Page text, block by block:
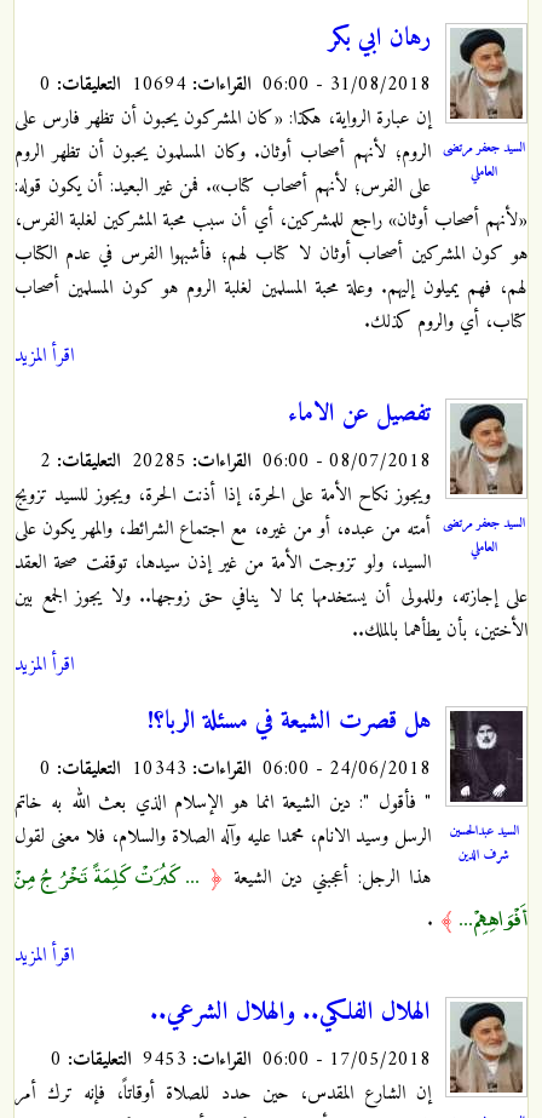
السيد جعفر مرتضى
العاملي
رهان ابي بكر
31/08/2018 - 06:00 القراءات: التعليقات:
إن عبارة الرواية، هكذا: «كان المشركون يحبون أن تظهر فارس على
الروم؛ لأنهم أصحاب أوثان. وكان المسلمون يحبون أن تظهر الروم
على الفرس؛ لأنهم أصحاب كتاب». فمن غير البعيد: أن يكون قوله:
«لأنهم أصحاب أوثان» راجع للمشركين، أي أن سبب محبة المشركين لغلبة الفرس،
هو كون المشركين أصحاب أوثان لا كتاب لهم؛ فأشبهوا الفرس في عدم الكتاب
لهم، فهم يميلون إليهم. وعلة محبة المسلمين لغلبة الروم هو كون المسلمين أصحاب
كتاب، أي والروم كذلك.
اقرأ المزيد
السيد جعفر مرتضى
العاملي
تفصيل عن الاماء
08/07/2018 - 06:00 القراءات: التعليقات:
ويجوز نكاح الأمة على الحرة، إذا أذنت الحرة، ويجوز للسيد تزويج
أمته من عبده، أو من غيره، مع اجتماع الشرائط، والمهر يكون على
السيد، ولو تزوجت الأمة من غير إذن سيدها، توقفت صحة العقد
على إجازته، وللمولى أن يستخدمها بما لا ينافي حق زوجها.. ولا يجوز الجمع بين
الأختين، بأن يطأهما بالملك..
اقرأ المزيد
السيد عبدالحسين
شرف الدين
هل قصرت الشيعة في مسئلة الربا؟!
24/06/2018 - 06:00 القراءات: التعليقات:
" فأقول ": دين الشيعة انما هو الإسلام الذي بعث الله به خاتم
الرسل وسيد الانام، محمدا عليه وآله الصلاة والسلام، فلا معنى لقول
هذا الرجل: أعجبني دين الشيعة ﴿ ... كَبُرَتْ كَلِمَةً تَخْرُجُ مِنْ
أَفْوَاهِهِمْ ... ﴾ .
اقرأ المزيد
الهلال الفلكي.. والهلال الشرعي..
17/05/2018 - 06:00 القراءات: التعليقات:
إن الشارع المقدس، حين حدد للصلاة أوقاتاً، فإنه ترك أمر